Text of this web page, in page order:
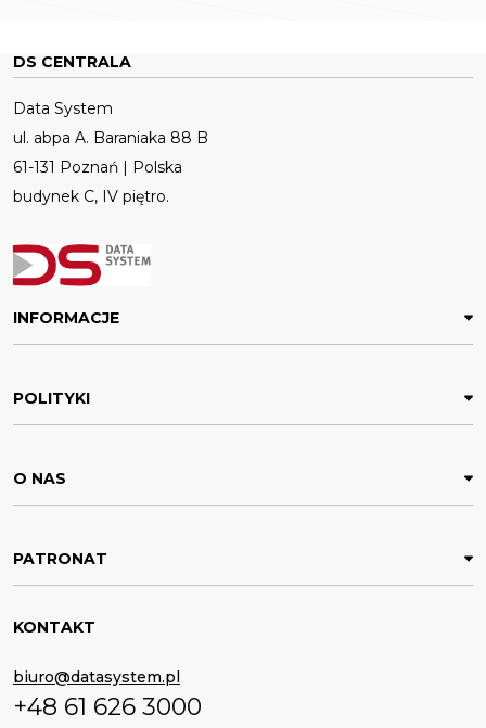
DS CENTRALA
Data System
ul. abpa A. Baraniaka 88 B
61-131 Poznań | Polska
budynek C, IV piętro.
INFORMACJE
POLITYKI
O NAS
PATRONAT
KONTAKT
biuro@datasystem.pl
+48 61 626 3000